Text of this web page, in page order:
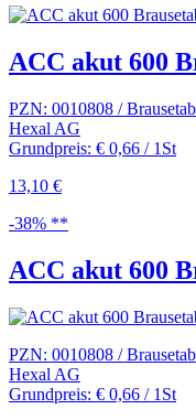
ACC akut 600
PZN: 0010808 /
Hexal AG
Grundpreis: € 0,66 / 1St
13,10 €
-38% **
ACC akut 600
PZN: 0010808 /
Hexal AG
Grundpreis: € 0,66 / 1St